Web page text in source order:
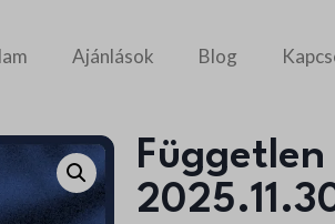
Ajánlások Blog
Független